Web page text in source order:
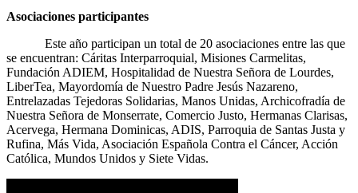
Asociaciones participantes
Este año participan un total de 20 asociaciones entre las que
se encuentran: Cáritas Interparroquial, Misiones Carmelitas,
Fundación ADIEM, Hospitalidad de Nuestra Señora de Lourdes,
LiberTea, Mayordomía de Nuestro Padre Jesús Nazareno,
Entrelazadas Tejedoras Solidarias, Manos Unidas, Archicofradía de
Nuestra Señora de Monserrate, Comercio Justo, Hermanas Clarisas,
Acervega, Hermana Dominicas, ADIS, Parroquia de Santas Justa y
Rufina, Más Vida, Asociación Española Contra el Cáncer, Acción
Católica, Mundos Unidos y Siete Vidas.